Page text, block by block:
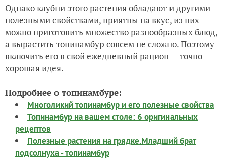
Однако клубни этого растения обладают и другими
полезными свойствами, приятны на вкус, из них
можно приготовить множество разнообразных блюд,
а вырастить топинамбур совсем не сложно. Поэтому
включить его в свой ежедневный рацион — точно
хорошая идея.
Подробнее о топинамбуре:
Многоликий топинамбур и его полезные свойства
Топинамбур на вашем столе: 6 оригинальных
рецептов
Полезные растения на грядке.Младший брат
подсолнуха - топинамбур